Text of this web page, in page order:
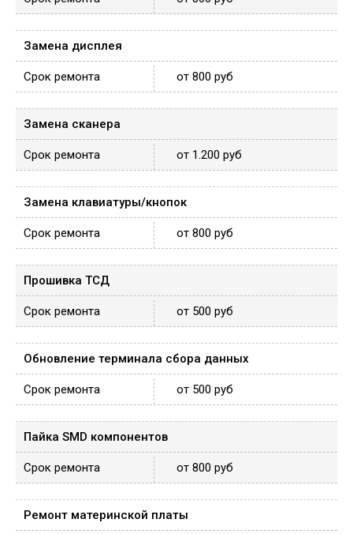
Замена дисплея
от 800 руб
Замена сканера
от 1.200 руб
Замена клавиатуры/кнопок
от 800 руб
Прошивка ТСД
от 500 руб
Обновление терминала сбора данных
от 500 руб
Пайка SMD компонентов
от 800 руб
Ремонт материнской платы